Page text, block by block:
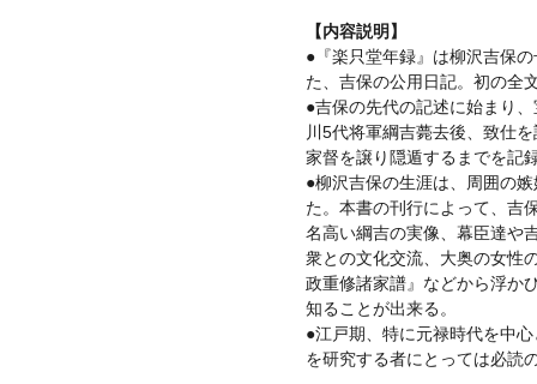
【内容説明】
●『楽只堂年録』は柳沢吉保
た、吉保の公用日記。初の全
●吉保の先代の記述に始まり
川5代将軍綱吉薨去後、致仕
家督を譲り隠遁するまでを記
●柳沢吉保の生涯は、周囲の
た。本書の刊行によって、吉
名高い綱吉の実像、幕臣達や
衆との文化交流、大奥の女性
政重修諸家譜』などから浮か
知ることが出来る。
●江戸期、特に元禄時代を中
を研究する者にとっては必読